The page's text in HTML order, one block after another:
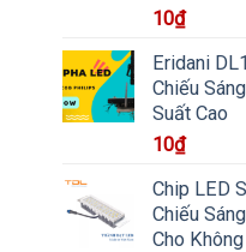
10₫
Eridani
Chiếu
Suất Cao
10₫
Chip LED
Chiếu
Cho